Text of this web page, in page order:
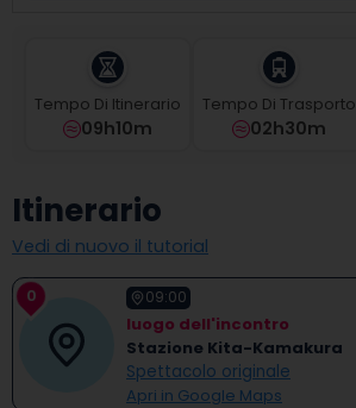
the
question
to
get
the
keyboard
shortcuts
for
changing
dates.
Tempo Di Itinerario
09h10m
Tempo Di Trasporto
02h30m
Itinerario
Vedi di nuovo il tutorial
0 09:00
luogo dell'incontro
Stazione Kita-Kamakura
Spettacolo originale
Apri in Google Maps